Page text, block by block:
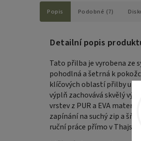
Popis Podobné (7)
Detailní popis
Tato přilba je vyrobena ze
pohodlná a šetrná k
klíčových oblastí přilby
výplň zachovává skvělý
vrstev z PUR a EVA
zapínání na suchý zip a
ruční práce přímo v Thajsku.